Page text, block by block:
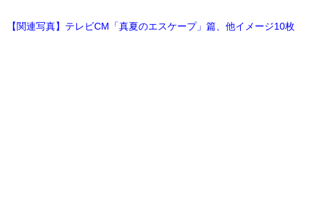
【関連写真】テレビCM「真夏のエスケープ」篇、他イメージ10枚